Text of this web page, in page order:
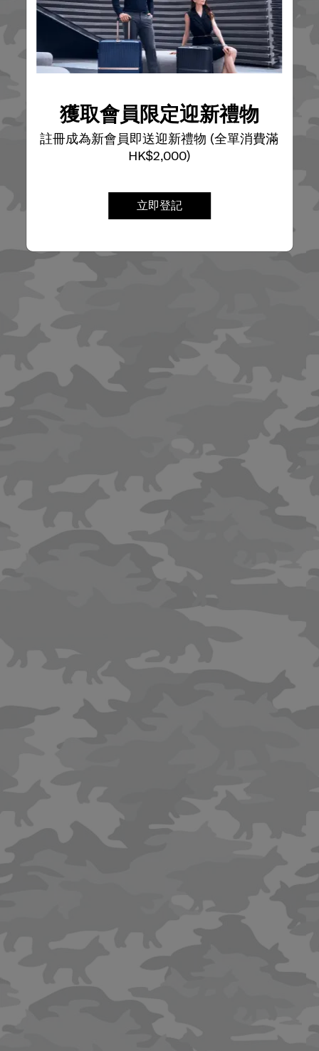
獲取會員限定迎新禮物
註冊成為新會員即送迎新禮物 (全單消費滿
HK$2,000)
立即登記